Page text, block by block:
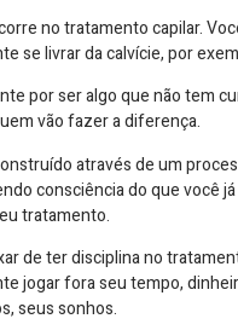
no tratamento capilar.
se livrar da calvície, por
por ser algo que não tem
vão fazer a diferença.
através de um
consciência do que você
tratamento.
de ter disciplina no
jogar fora seu tempo,
seus sonhos.